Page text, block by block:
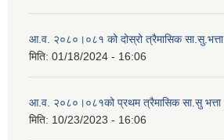
आ.व. २०८०।०८१ को दोस्रो त्रैमासिक सा.सु.भत्ता
मिति: 01/18/2024 - 16:06
आ.व. २०८०।०८१को प्रथम त्रैमासिक सा.सु भत्ता
मिति: 10/23/2023 - 16:06